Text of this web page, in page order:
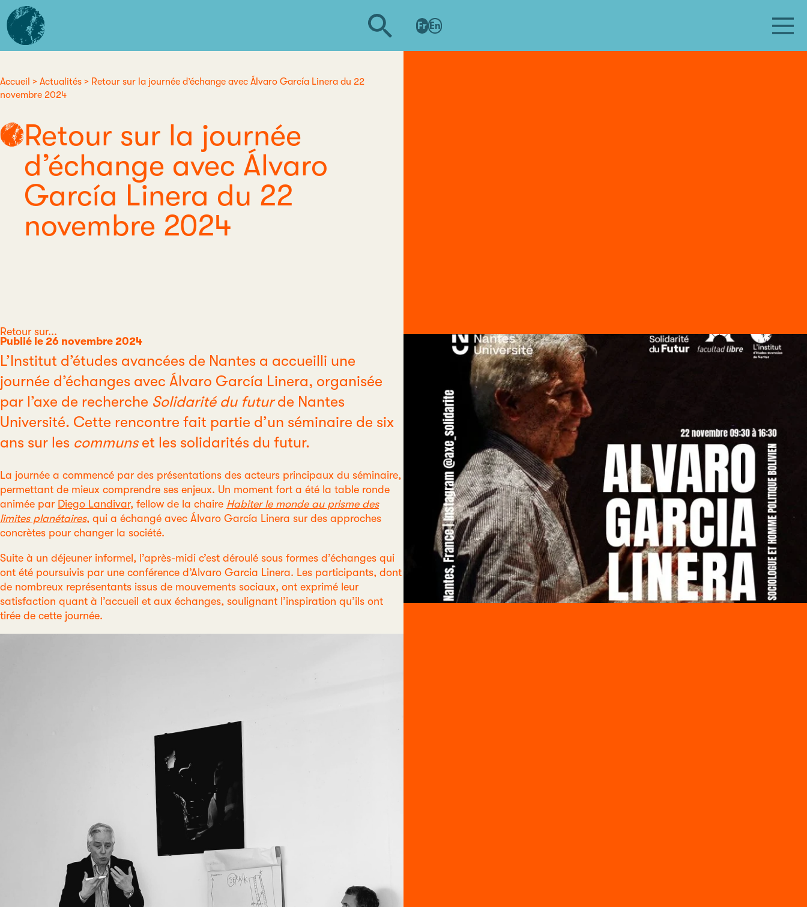
Aller
au
contenu
principal
L'institut
d'études
avancées
Fr En
Fil
Accueil Actualités
Retour sur la journée d’échange avec Álvaro García Linera du 22
novembre 2024
Retour sur la journée
d’échange avec Álvaro
García Linera du 22
novembre 2024
Publié le 26 novembre 2024
Catégorie
Retour sur...
L’Institut d’études avancées de Nantes a accueilli une
journée d’échanges avec Álvaro García Linera, organisée
par l’axe de recherche Solidarité du futurde Nantes
Université. Cette rencontre fait partie d’un séminaire de six
ans sur les communset les solidarités du futur.
La journée a commencé par des présentations des acteurs principaux du séminaire,
permettant de mieux comprendre ses enjeux. Un moment fort a été la table ronde
animée par Diego Landivar, fellow de la chaire Habiter le monde au prisme des
limites planétaires, qui a échangé avec Álvaro García Linera sur des approches
concrètes pour changer la société.
Suite à un déjeuner informel, l’après-midi c’est déroulé sous formes d’échanges qui
ont été poursuivis par une conférence d’Alvaro Garcia Linera. Les participants, dont
de nombreux représentants issus de mouvements sociaux, ont exprimé leur
satisfaction quant à l’accueil et aux échanges, soulignant l’inspiration qu’ils ont
tirée de cette journée.